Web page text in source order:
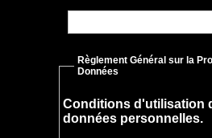
Règlement Général sur la
Données
Conditions d'utilisation
données personnelles.